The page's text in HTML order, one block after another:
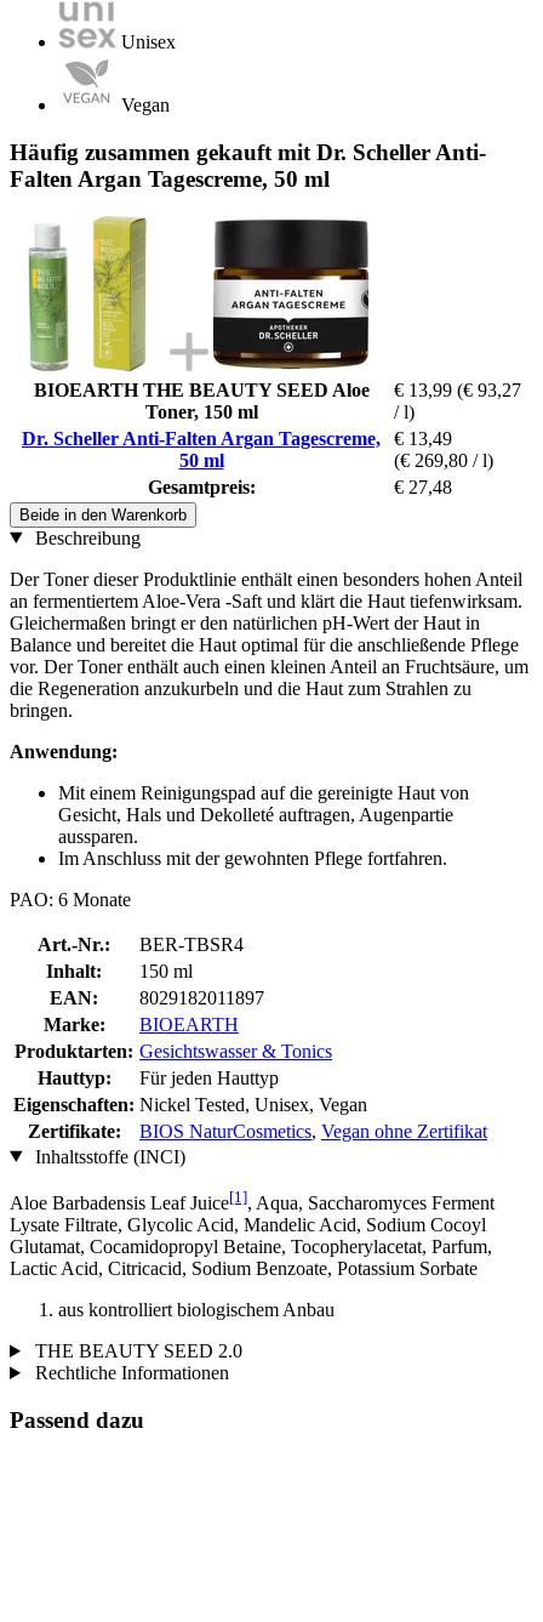
Unisex
Vegan
Häufig zusammen gekauft mit Dr. Scheller Anti-
Falten Argan Tagescreme, 50 ml
BIOEARTH THE BEAUTY SEED Aloe
Toner, 150 ml
€ 13,99 (€ 93,27
/ l)
Dr. Scheller Anti-Falten Argan Tagescreme,
50 ml
€ 13,49
(€ 269,80 / l)
Gesamtpreis:
€ 27,48
Beide in den Warenkorb
Beschreibung
Der Toner dieser Produktlinie enthält einen besonders hohen Anteil
an fermentiertem Aloe-Vera -Saft und klärt die Haut tiefenwirksam.
Gleichermaßen bringt er den natürlichen pH-Wert der Haut in
Balance und bereitet die Haut optimal für die anschließende Pflege
vor. Der Toner enthält auch einen kleinen Anteil an Fruchtsäure, um
die Regeneration anzukurbeln und die Haut zum Strahlen zu
bringen.
Anwendung:
Mit einem Reinigungspad auf die gereinigte Haut von
Gesicht, Hals und Dekolleté auftragen, Augenpartie
aussparen.
Im Anschluss mit der gewohnten Pflege fortfahren.
PAO: 6 Monate
Art.-Nr.:
BER-TBSR4
Inhalt:
150 ml
EAN:
8029182011897
Marke:
BIOEARTH
Produktarten: Gesichtswasser & Tonics
Hauttyp:
Für jeden Hauttyp
Eigenschaften: Nickel Tested, Unisex, Vegan
Zertifikate:
BIOS NaturCosmetics, Vegan ohne Zertifikat
Inhaltsstoffe (INCI)
Aloe Barbadensis Leaf Juice[1], Aqua, Saccharomyces Ferment
Lysate Filtrate, Glycolic Acid, Mandelic Acid, Sodium Cocoyl
Glutamat, Cocamidopropyl Betaine, Tocopherylacetat, Parfum,
Lactic Acid, Citricacid, Sodium Benzoate, Potassium Sorbate
aus kontrolliert biologischem Anbau
THE BEAUTY SEED 2.0
Rechtliche Informationen
Passend dazu